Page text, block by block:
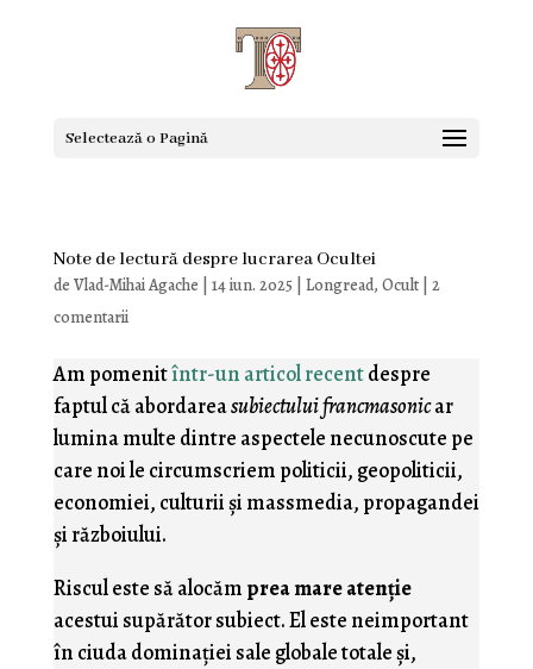
Selectează o Pagină
Note de lectură despre lucrarea Ocultei
de Vlad-Mihai Agache 14 iun. 2025| Longread, Ocult| 2
comentarii
Am pomenitîntr-un articol recentdespre
faptul că abordareasubiectului francmasonicar
lumina multe dintre aspectele necunoscute pe
care noi le circumscriem politicii, geopoliticii,
economiei, culturii şi massmedia, propagandei
şi războiului.
Riscul este să alocăm prea mare atenţie
acestui supărător subiect. El este neimportant
în ciuda dominaţiei sale globale totale şi,